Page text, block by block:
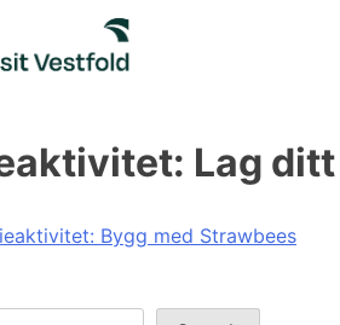
Lag
Bygg med Strawbees